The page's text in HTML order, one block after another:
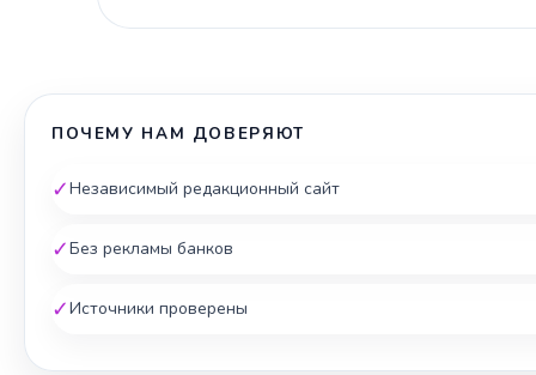
ПОЧЕМУ НАМ ДОВЕРЯЮТ
✓Независимый редакционный сайт
✓Без рекламы банков
✓Источники проверены